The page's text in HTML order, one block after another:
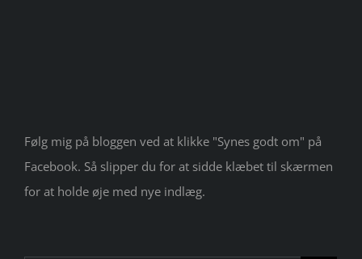
Følg mig på bloggen ved at klikke "Synes godt om" på
Facebook. Så slipper du for at sidde klæbet til skærmen
for at holde øje med nye indlæg.